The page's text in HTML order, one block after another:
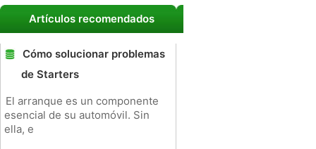
Artículos recomendados
Cómo solucionar problemas
de Starters
El arranque es un componente
esencial de su automóvil. Sin
ella, e